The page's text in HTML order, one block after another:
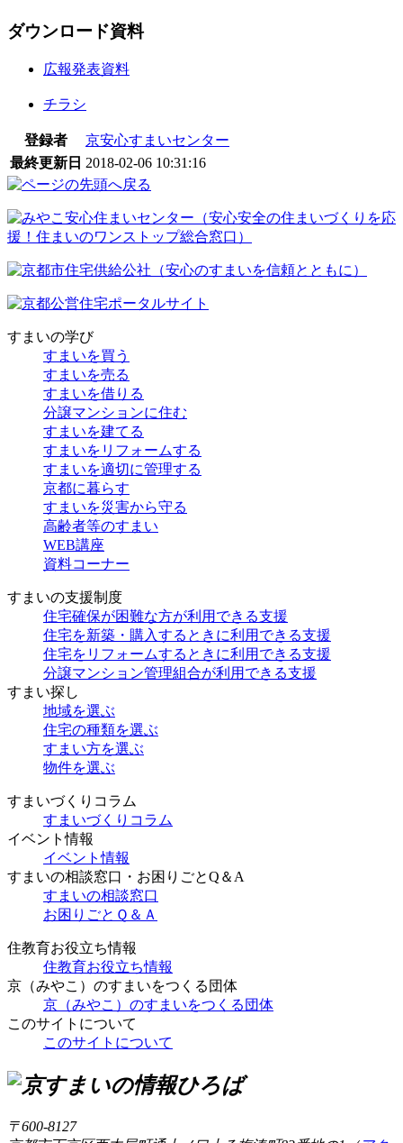
ダウンロード資料
広報発表資料
チラシ
登録者
京安心すまいセンター
最終更新日 2018-02-06 10:31:16
すまいの学び
すまいを買う
すまいを売る
すまいを借りる
分譲マンションに住む
すまいを建てる
すまいをリフォームする
すまいを適切に管理する
京都に暮らす
すまいを災害から守る
高齢者等のすまい
WEB講座
資料コーナー
すまいの支援制度
住宅確保が困難な方が利用できる支援
住宅を新築・購入するときに利用できる支援
住宅をリフォームするときに利用できる支援
分譲マンション管理組合が利用できる支援
すまい探し
地域を選ぶ
住宅の種類を選ぶ
すまい方を選ぶ
物件を選ぶ
すまいづくりコラム
すまいづくりコラム
イベント情報
イベント情報
すまいの相談窓口・お困りごとQ＆A
すまいの相談窓口
お困りごとＱ＆Ａ
住教育お役立ち情報
住教育お役立ち情報
京（みやこ）のすまいをつくる団体
京（みやこ）のすまいをつくる団体
このサイトについて
このサイトについて
〒600-8127